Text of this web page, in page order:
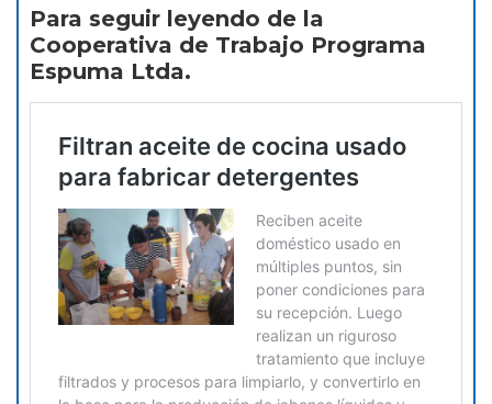
Para seguir leyendo de la
Cooperativa de Trabajo Programa
Espuma Ltda.